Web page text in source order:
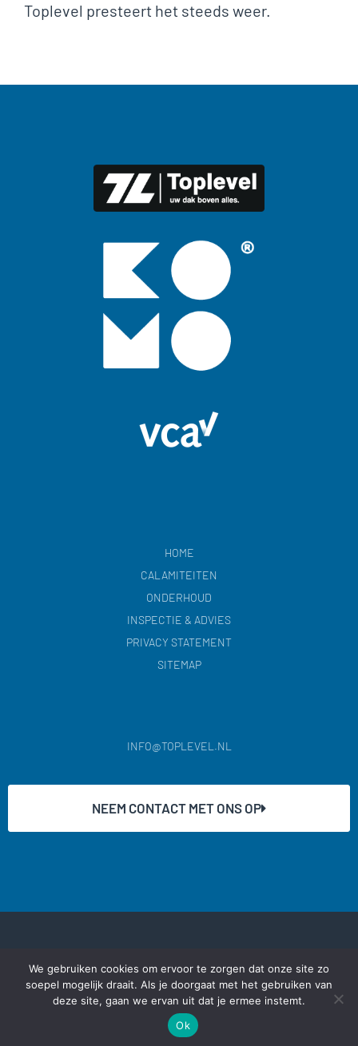
Toplevel presteert het steeds weer.
HOME
CALAMITEITEN
ONDERHOUD
INSPECTIE & ADVIES
PRIVACY STATEMENT
SITEMAP
INFO@TOPLEVEL.NL
NEEM CONTACT MET ONS OP
©2023 Toplevel.nl alle rechten voorbehouden
We gebruiken cookies om ervoor te zorgen dat onze site zo
soepel mogelijk draait. Als je doorgaat met het gebruiken van
deze site, gaan we ervan uit dat je ermee instemt.
Ok